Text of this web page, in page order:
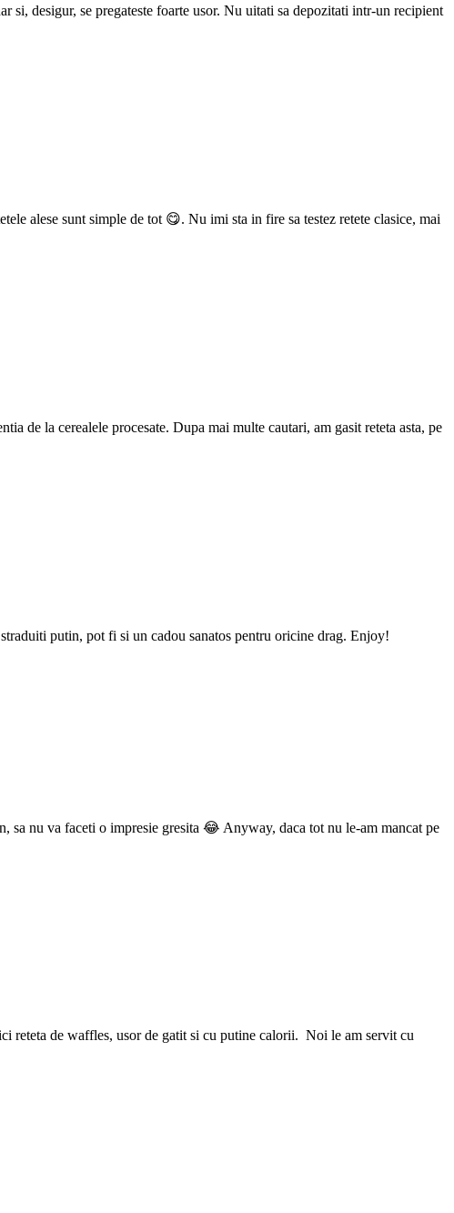
si, desigur, se pregateste foarte usor. Nu uitati sa depozitati intr-un recipient
alese sunt simple de tot 😋. Nu imi sta in fire sa testez retete clasice, mai
de la cerealele procesate. Dupa mai multe cautari, am gasit reteta asta, pe
putin, pot fi si un cadou sanatos pentru oricine drag. Enjoy!
sa nu va faceti o impresie gresita 😂 Anyway, daca tot nu le-am mancat pe
reteta de waffles, usor de gatit si cu putine calorii. Noi le am servit cu